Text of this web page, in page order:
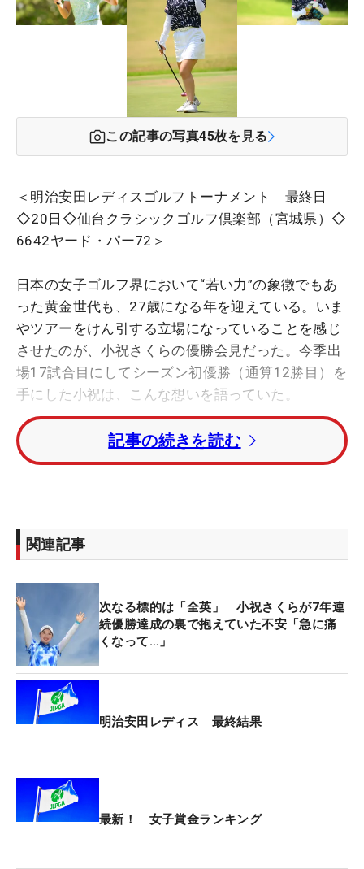
この記事の写真45枚を見る
＜明治安田レディスゴルフトーナメント 最終日
◇20日◇仙台クラシックゴルフ倶楽部（宮城県）◇
6642ヤード・パー72＞
日本の女子ゴルフ界において“若い力”の象徴でもあ
った黄金世代も、27歳になる年を迎えている。いま
やツアーをけん引する立場になっていることを感じ
させたのが、小祝さくらの優勝会見だった。今季出
場17試合目にしてシーズン初優勝（通算12勝目）を
手にした小祝は、こんな想いを語っていた。
「特にルーキーの子だったり、若手の勢いもすご
い。本当に負けないように頑張らなきゃなっていう
昨年のプロテスト合格組では入谷響が6月の「ニチ
レイレディス」でツアー初優勝を飾った。それ以外
荒木優奈ら、毎週のようにルーキーたちが上位で大
会を盛り上げている。また今季から、昨季女王の竹
田麗央や、山下美夢有らツアーの顔役たちが米ツア
ーに参戦。その影響で“群雄割拠”とも表現されるツ
アーは、現在MR1位に立つ佐久間朱莉や、小祝と同
じ北海道出身の内田ことこら、すでに今季6人もの
初優勝者を生み出している。
小祝にとっては、長年、ともにプレーしてきた選手
たちが海外でプレーする姿も、「みんな活躍してい
るし、日本から見てますけど、本当にいつもすごい
記事の続きを読む
関連記事
次なる標的は「全英」 小祝さくらが7年連
続優勝達成の裏で抱えていた不安「急に痛
くなって…」
明治安田レディス 最終結果
最新！ 女子賞金ランキング